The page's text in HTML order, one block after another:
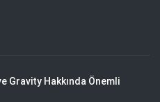
Gravity Hakkında Önemli